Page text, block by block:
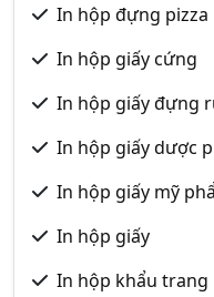
In hộp đựng pizza
In hộp giấy cứng
In hộp giấy đựng
In hộp giấy dược
In hộp giấy mỹ
In hộp giấy
In hộp khẩu trang